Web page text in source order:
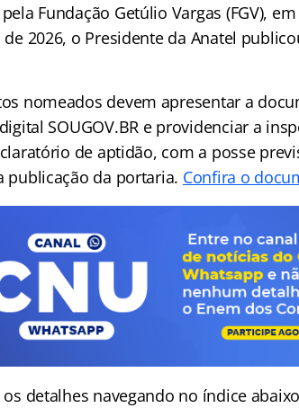
Fundação Getúlio Vargas (FGV),
2026, o Presidente da Anatel
nomeados devem apresentar a
SOUGOV.BR e providenciar a
de aptidão, com a posse
publicação da portaria. Confira o
detalhes navegando no índice